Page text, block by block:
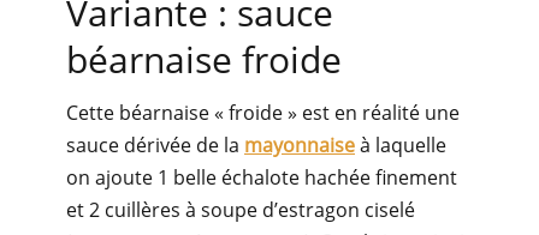
Variante : sauce
béarnaise froide
Cette béarnaise « froide » est en réalité une
sauce dérivée de la mayonnaiseà laquelle
on ajoute 1 belle échalote hachée finement
et 2 cuillères à soupe d’estragon ciselé